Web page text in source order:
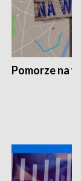
Pomorze na